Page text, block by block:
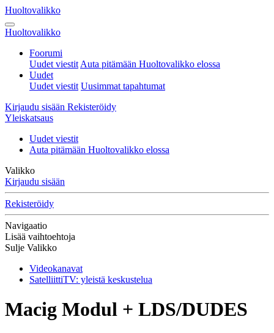
Huoltovalikko
Huoltovalikko
Foorumi
Uudet viestit Auta pitämään Huoltovalikko elossa
Uudet
Uudet viestit Uusimmat tapahtumat
Kirjaudu sisään Rekisteröidy
Yleiskatsaus
Uudet viestit
Auta pitämään Huoltovalikko elossa
Valikko
Kirjaudu sisään
Rekisteröidy
Navigaatio
Lisää vaihtoehtoja
Sulje Valikko
Videokanavat
SatelliittiTV: yleistä keskustelua
Macig Modul + LDS/DUDES